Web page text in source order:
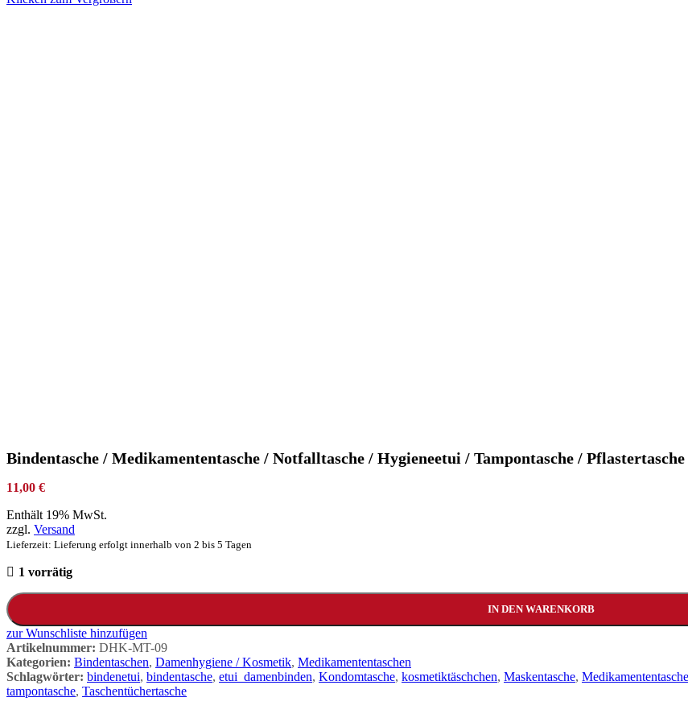
Bindentasche / Medikamententasche / Notfalltasche / Hygieneetui / Tampontasche /
11,00 €
Enthält 19% MwSt.
zzgl. Versand
Lieferzeit: Lieferung erfolgt innerhalb von 2 bis 5 Tagen
1 vorrätig
IN DEN WARENKORB
zur Wunschliste hinzufügen
Artikelnummer: DHK-MT-09
Kategorien: Bindentaschen, Damenhygiene / Kosmetik, Medikamententaschen
Schlagwörter: bindenetui, bindentasche, etui_damenbinden, Kondomtasche, kosmetiktäschchen, Maskentasche, Medikamententasche
tampontasche, Taschentüchertasche